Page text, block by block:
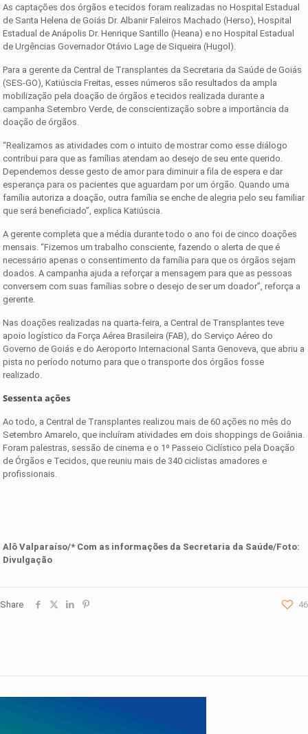
As captações dos órgãos e tecidos foram realizadas no Hospital Estadual
de Santa Helena de Goiás Dr. Albanir Faleiros Machado (Herso), Hospital
Estadual de Anápolis Dr. Henrique Santillo (Heana) e no Hospital Estadual
de Urgências Governador Otávio Lage de Siqueira (Hugol).
Para a gerente da Central de Transplantes da Secretaria da Saúde de Goiás
(SES-GO), Katiúscia Freitas, esses números são resultados da ampla
mobilização pela doação de órgãos e tecidos realizada durante a
campanha Setembro Verde, de conscientização sobre a importância da
doação de órgãos.
“Realizamos as atividades com o intuito de mostrar como esse diálogo
contribui para que as famílias atendam ao desejo de seu ente querido.
Dependemos desse gesto de amor para diminuir a fila de espera e dar
esperança para os pacientes que aguardam por um órgão. Quando uma
família autoriza a doação, outra família se enche de alegria pelo seu familiar
que será beneficiado”, explica Katiúscia.
A gerente completa que a média durante todo o ano foi de cinco doações
mensais. “Fizemos um trabalho consciente, fazendo o alerta de que é
necessário apenas o consentimento da família para que os órgãos sejam
doados. A campanha ajuda a reforçar a mensagem para que as pessoas
conversem com suas famílias sobre o desejo de ser um doador”, reforça a
gerente.
Nas doações realizadas na quarta-feira, a Central de Transplantes teve
apoio logístico da Força Aérea Brasileira (FAB), do Serviço Aéreo do
Governo de Goiás e do Aeroporto Internacional Santa Genoveva, que abriu a
pista no período noturno para que o transporte dos órgãos fosse
realizado.
Sessenta ações
Ao todo, a Central de Transplantes realizou mais de 60 ações no mês do
Setembro Amarelo, que incluíram atividades em dois shoppings de Goiânia.
Foram palestras, sessão de cinema e o 1º Passeio Ciclístico pela Doação
de Órgãos e Tecidos, que reuniu mais de 340 ciclistas amadores e
profissionais.
Alô Valparaíso/* Com as informações da Secretaria da Saúde/Foto:
Divulgação
Share 46